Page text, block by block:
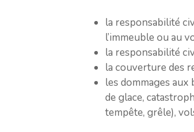
la responsabilité
l’immeuble ou au
la responsabilité
la couverture des
les dommages
de glace,
tempête, grêle),